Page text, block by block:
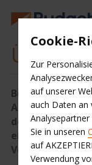
Über uns
Budget gehört
detaillierte
einem
Verhältnis.
Cookie-
Zur
auf unserer
auch Daten an
Sie in unseren
auf
Verwendung